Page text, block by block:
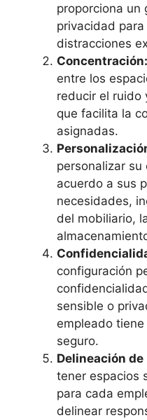
proporciona un
privacidad
distracciones
Concentración:
entre los
reducir el ruido
que facilita la
asignadas.
personalizar
acuerdo a sus
necesidades,
del mobiliario,
configuración
sensible o
empleado
seguro.
Delineación
tener espacios
para cada
delinear